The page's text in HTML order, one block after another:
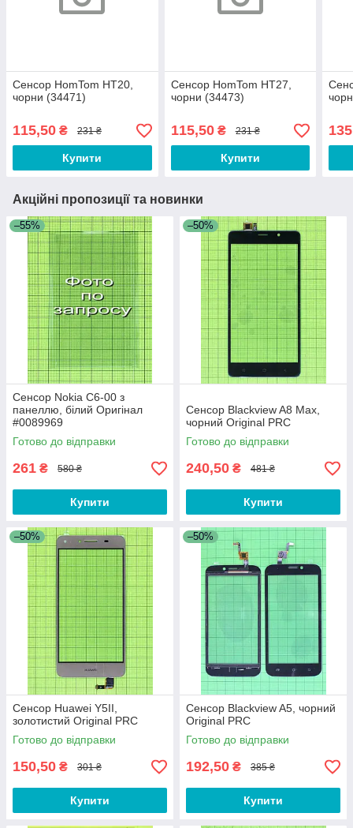
Сенсор HomTom HT20,
чорни (34471)
115,50 ₴ 231 ₴
Купити
Сенсор HomTom HT27,
чорни (34473)
115,50₴ 231 ₴
Купити
135
Акційні пропозиції та новинки
–55%
Сенсор Nokia C6-00 з
панеллю, білий Оригінал
#0089969
Готово до відправки
261 ₴ 580 ₴
Купити
–50%
Сенсор Blackview A8 Max,
чорний Original PRC
Готово до відправки
240,50 ₴ 481 ₴
Купити
–50%
Сенсор Huawei Y5II,
золотистий Original PRC
Готово до відправки
150,50 ₴ 301 ₴
Купити
–50%
Сенсор Blackview A5, чорний
Original PRC
Готово до відправки
192,50 ₴ 385 ₴
Купити